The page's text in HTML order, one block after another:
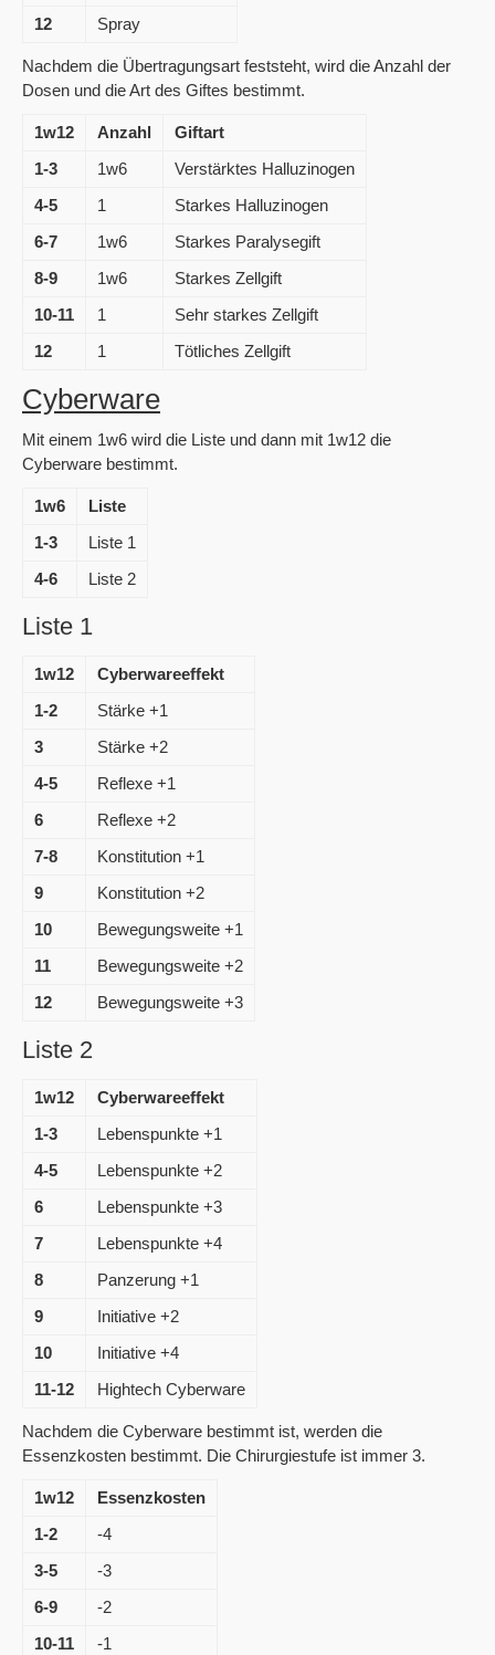
12
Spray
Nachdem die Übertragungsart feststeht, wird die Anzahl der
Dosen und die Art des Giftes bestimmt.
1w12 Anzahl
Giftart
1-3
1w6
Verstärktes Halluzinogen
4-5
1
Starkes Halluzinogen
6-7
1w6
Starkes Paralysegift
8-9
1w6
Starkes Zellgift
10-11
1
Sehr starkes Zellgift
12
1 Tötliches Zellgift
Cyberware
Mit einem 1w6 wird die Liste und dann mit 1w12 die
Cyberware bestimmt.
1w6
Liste
1-3
Liste 1
4-6
Liste 2
Liste 1
1w12
Cyberwareeffekt
1-2
Stärke +1
3
Stärke +2
4-5
Reflexe +1
6
Reflexe +2
7-8
Konstitution +1
9
Konstitution +2
10
Bewegungsweite +1
11
Bewegungsweite +2
12
Bewegungsweite +3
Liste 2
1w12
Cyberwareeffekt
1-3
Lebenspunkte +1
4-5
Lebenspunkte +2
6
Lebenspunkte +3
7
Lebenspunkte +4
8
Panzerung +1
9
Initiative +2
10
Initiative +4
11-12
Hightech Cyberware
Nachdem die Cyberware bestimmt ist, werden die
Essenzkosten bestimmt. Die Chirurgiestufe ist immer 3.
1w12
Essenzkosten
1-2
-4
3-5
-3
6-9
-2
10-11
-1